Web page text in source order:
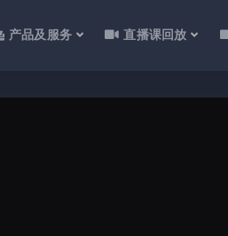
产品及服务 直播课回放